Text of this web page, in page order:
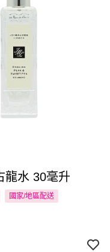
龍水 30毫升
國家/地區配送